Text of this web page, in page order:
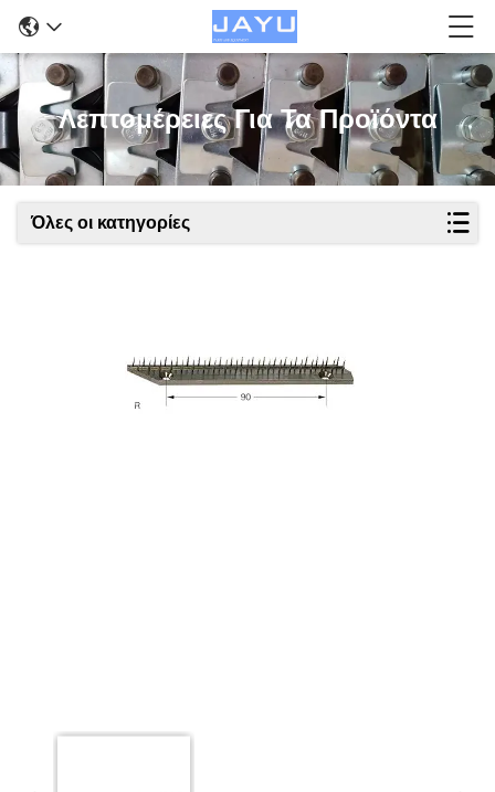
Λεπτομέρειες Για Τα Προϊόντα
Όλες οι κατηγορίες